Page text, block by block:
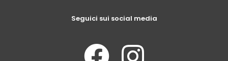
Seguici sui social media